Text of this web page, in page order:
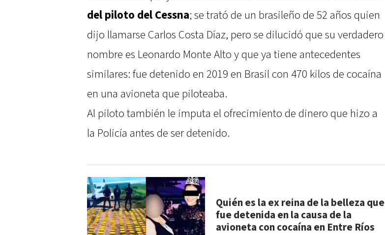
del piloto del Cessna; se trató de un brasileño de 52 años quien
dijo llamarse Carlos Costa Díaz, pero se dilucidó que su verdadero
nombre es Leonardo Monte Alto y que ya tiene antecedentes
similares: fue detenido en 2019 en Brasil con 470 kilos de cocaína
en una avioneta que piloteaba.
Al piloto también le imputa el ofrecimiento de dinero que hizo a
la Policía antes de ser detenido.
Quién es la ex reina de la belleza que
fue detenida en la causa de la
avioneta con cocaína en Entre Ríos